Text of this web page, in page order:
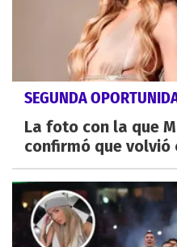
SEGUNDA
La foto con la que
confirmó que volvió